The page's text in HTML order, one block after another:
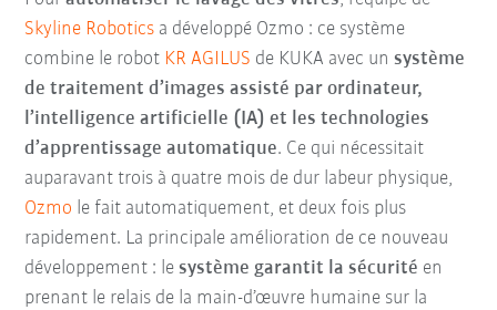
Skyline Robotics a développé Ozmo : ce système
combine le robot KR AGILUS de KUKA avec unsystème
de traitement d’images assisté par ordinateur,
l’intelligence artificielle (IA) et les technologies
d’apprentissage automatique. Ce qui nécessitait
auparavant trois à quatre mois de dur labeur physique,
Ozmo le fait automatiquement, et deux fois plus
rapidement. La principale amélioration de ce nouveau
développement : lesystème garantit la sécurité en
prenant le relais de la main-d’œuvre humaine sur la